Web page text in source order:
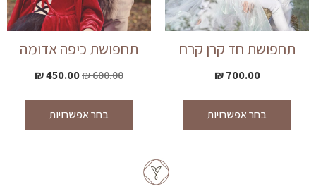
תחפושת חד קרן קרח
700.00
₪
בחר אפשרויות
תחפושת כיפה אדומה
600.00
₪
450.00
₪
בחר אפשרויות